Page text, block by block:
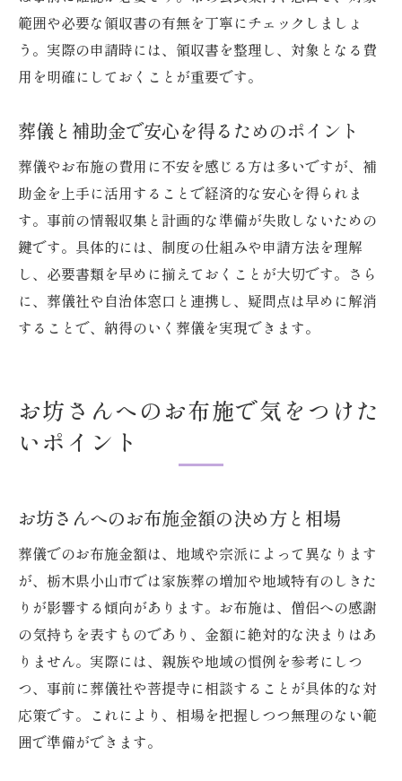
範囲や必要な領収書の有無を丁寧にチェックしましょ
う。実際の申請時には、領収書を整理し、対象となる費
用を明確にしておくことが重要です。
葬儀と補助金で安心を得るためのポイント
葬儀やお布施の費用に不安を感じる方は多いですが、補
助金を上手に活用することで経済的な安心を得られま
す。事前の情報収集と計画的な準備が失敗しないための
鍵です。具体的には、制度の仕組みや申請方法を理解
し、必要書類を早めに揃えておくことが大切です。さら
に、葬儀社や自治体窓口と連携し、疑問点は早めに解消
することで、納得のいく葬儀を実現できます。
お坊さんへのお布施で気をつけた
いポイント
お坊さんへのお布施金額の決め方と相場
葬儀でのお布施金額は、地域や宗派によって異なります
が、栃木県小山市では家族葬の増加や地域特有のしきた
りが影響する傾向があります。お布施は、僧侶への感謝
の気持ちを表すものであり、金額に絶対的な決まりはあ
りません。実際には、親族や地域の慣例を参考にしつ
つ、事前に葬儀社や菩提寺に相談することが具体的な対
応策です。これにより、相場を把握しつつ無理のない範
囲で準備ができます。